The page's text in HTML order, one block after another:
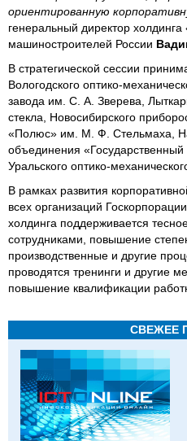
ориентированную
генеральный директор
машиностроителей России
В стратегической сессии
Вологодского оптико-
завода им. С. А. Зверева,
стекла, Новосибирского
«Полюс» им. М. Ф. Стельмаха,
объединения «Государственный
Уральского оптико-
В рамках развития
всех организаций
холдинга поддерживается
сотрудниками, повышение
производственные и другие
проводятся тренинги и другие
повышение квалификации
СВЕЖЕЕ